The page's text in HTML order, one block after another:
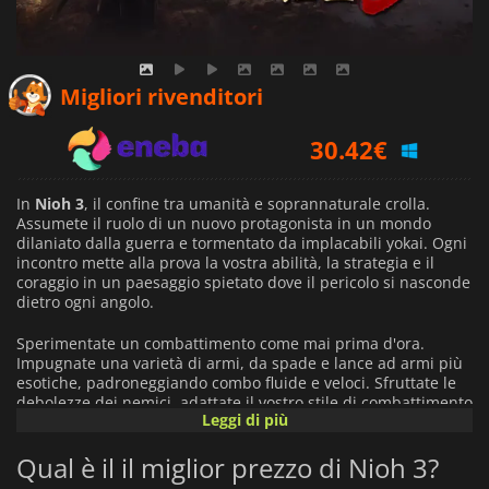
Migliori rivenditori
30.42€
40.99€
In Nioh 3, il confine tra umanità e soprannaturale crolla.
Assumete il ruolo di un nuovo protagonista in un mondo
dilaniato dalla guerra e tormentato da implacabili yokai. Ogni
incontro mette alla prova la vostra abilità, la strategia e il
coraggio in un paesaggio spietato dove il pericolo si nasconde
dietro ogni angolo.
Sperimentate un combattimento come mai prima d'ora.
Impugnate una varietà di armi, da spade e lance ad armi più
esotiche, padroneggiando combo fluide e veloci. Sfruttate le
debolezze dei nemici, adattate il vostro stile di combattimento
e incanalate i vostri poteri yokai interiori per ribaltare le sorti
tempismo, precisione e strategia.
Leggi di più
Qual è il il miglior prezzo di Nioh 3?